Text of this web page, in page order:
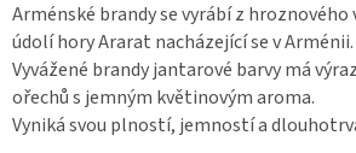
Arménské brandy se vyrábí z
údolí hory Ararat nacházející se v Arménii.
Vyvážené brandy jantarové barvy má
ořechů s jemným květinovým aroma.
Vyniká svou plností, jemností a